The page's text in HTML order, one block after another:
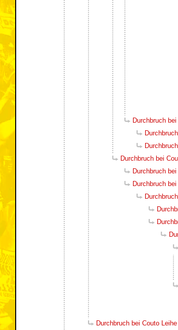
Durchbruch
Durchbruch bei
Durchbruch
Durchbruch
Durchbruch bei Couto Leihe